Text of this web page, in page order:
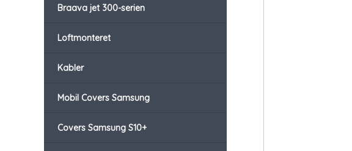
Braava jet 300-serien
Loftmonteret
Kabler
Mobil Covers Samsung
Covers Samsung S10+